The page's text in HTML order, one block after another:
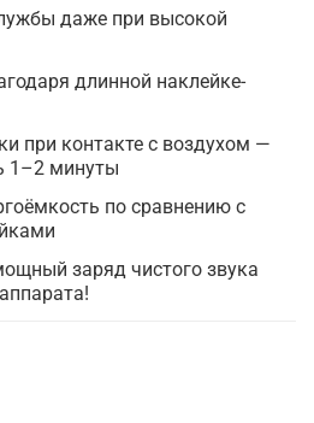
даже при высокой
длинной наклейке-
при контакте с воздухом —
1–2 минуты
по сравнению с
заряд чистого звука